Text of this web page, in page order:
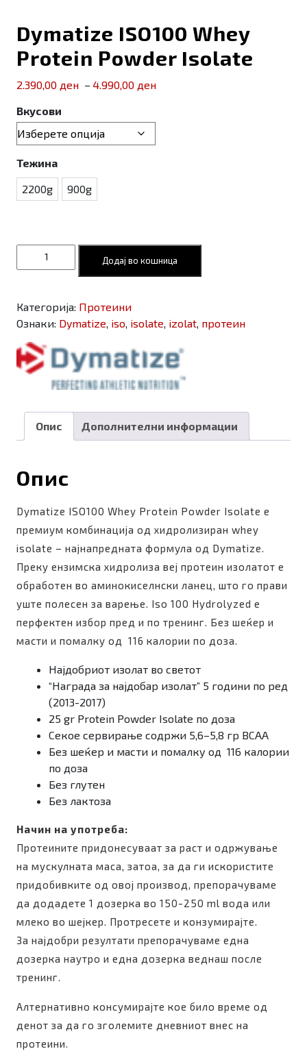
Dymatize ISO100 Whey
Protein Powder Isolate
2.390,00 ден – 4.990,00 ден
Вкусови
Тежина
2200g
900g
Dymatize
ISO100
Protein
Powder
количина
Додај во кошница
Категорија: Протеини
Ознаки: Dymatize, iso, isolate, izolat, протеин
Опис Дополнителни информации
Опис
Dymatize ISO100 Whey Protein Powder Isolate е
премиум комбинација од хидролизиран whey
isolate – најнапредната формула од Dymatize.
Преку ензимска хидролиза веј протеин изолатот е
обработен во аминокиселнски ланец, што го прави
уште полесен за варење. Iso 100 Hydrolyzed е
перфектен избор пред и по тренинг. Без шеќер и
масти и помалку од 116 калории по доза.
Најдобриот изолат во светот
“Награда за најдобар изолат” 5 години по ред
(2013-2017)
25 gr Protein Powder Isolate по доза
Секое сервирање содржи 5,6–5,8 гр BCAA
Без шеќер и масти и помалку од 116 калории
по доза
Без глутен
Без лактоза
Начин на употреба:
Протеините придонесуваат за раст и одржување
на мускулната маса, затоа, за да ги искористите
придобивките од овој производ, препорачуваме
да додадете 1 дозерка во 150-250 ml вода или
млеко во шејкер. Протресете и конзумирајте.
За најдобри резултати препорачуваме една
дозерка наутро и една дозерка веднаш после
тренинг.
Алтернативно консумирајте кое било време од
денот за да го зголемите дневниот внес на
протеини.